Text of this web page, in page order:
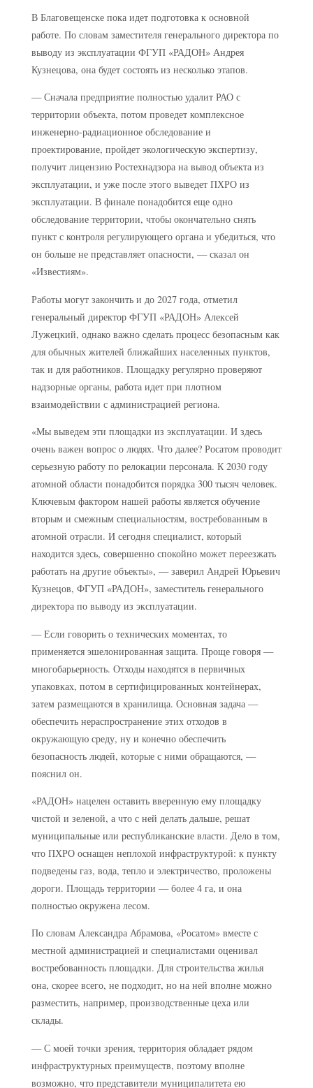
В Благовещенске пока идет подготовка к основной
работе. По словам заместителя генерального директора по
выводу из эксплуатации ФГУП «РАДОН» Андрея
Кузнецова, она будет состоять из несколько этапов.
— Сначала предприятие полностью удалит РАО с
территории объекта, потом проведет комплексное
инженерно-радиационное обследование и
проектирование, пройдет экологическую экспертизу,
получит лицензию Ростехнадзора на вывод объекта из
эксплуатации, и уже после этого выведет ПХРО из
эксплуатации. В финале понадобится еще одно
обследование территории, чтобы окончательно снять
пункт с контроля регулирующего органа и убедиться, что
он больше не представляет опасности, — сказал он
«Известиям».
Работы могут закончить и до 2027 года, отметил
генеральный директор ФГУП «РАДОН» Алексей
Лужецкий, однако важно сделать процесс безопасным как
для обычных жителей ближайших населенных пунктов,
так и для работников. Площадку регулярно проверяют
надзорные органы, работа идет при плотном
взаимодействии с администрацией региона.
«Мы выведем эти площадки из эксплуатации. И здесь
очень важен вопрос о людях. Что далее? Росатом проводит
серьезную работу по релокации персонала. К 2030 году
атомной области понадобится порядка 300 тысяч человек.
Ключевым фактором нашей работы является обучение
вторым и смежным специальностям, востребованным в
атомной отрасли. И сегодня специалист, который
находится здесь, совершенно спокойно может переезжать
работать на другие объекты», — заверил Андрей Юрьевич
Кузнецов, ФГУП «РАДОН», заместитель генерального
директора по выводу из эксплуатации.
— Если говорить о технических моментах, то
применяется эшелонированная защита. Проще говоря —
многобарьерность. Отходы находятся в первичных
упаковках, потом в сертифицированных контейнерах,
затем размещаются в хранилища. Основная задача —
обеспечить нераспространение этих отходов в
окружающую среду, ну и конечно обеспечить
безопасность людей, которые с ними обращаются, —
пояснил он.
«РАДОН» нацелен оставить вверенную ему площадку
чистой и зеленой, а что с ней делать дальше, решат
муниципальные или республиканские власти. Дело в том,
что ПХРО оснащен неплохой инфраструктурой: к пункту
подведены газ, вода, тепло и электричество, проложены
дороги. Площадь территории — более 4 га, и она
полностью окружена лесом.
По словам Александра Абрамова, «Росатом» вместе с
местной администрацией и специалистами оценивал
востребованность площадки. Для строительства жилья
она, скорее всего, не подходит, но на ней вполне можно
разместить, например, производственные цеха или
склады.
— С моей точки зрения, территория обладает рядом
инфраструктурных преимуществ, поэтому вполне
возможно, что представители муниципалитета ею